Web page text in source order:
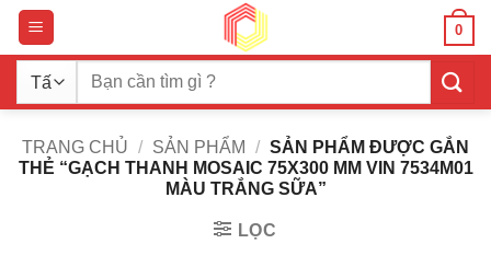
Bỏ
qua
nội
dung
0
Tìm
TRANG CHỦ / SẢN PHẨM / SẢN PHẨM ĐƯỢC GẮN
THẺ “GẠCH THANH MOSAIC 75X300 MM VIN 7534M01
MÀU TRẮNG SỮA”
LỌC